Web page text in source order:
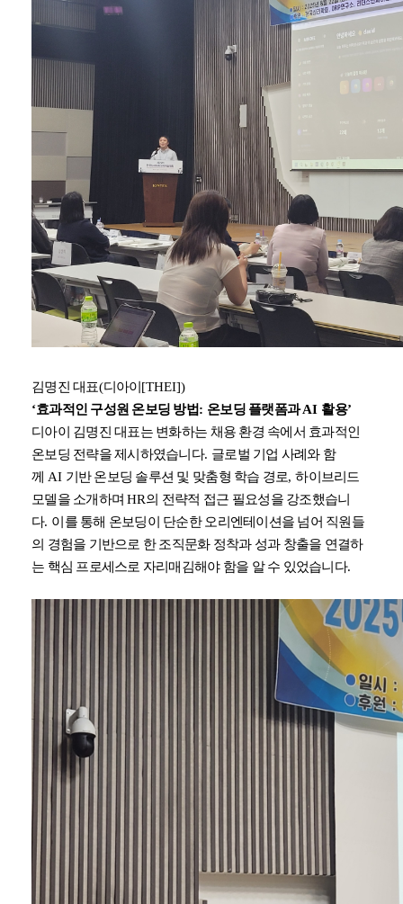
김명진 대표(디아이 [THEI])
‘효과적인 구성원 온보딩 방법: 온보딩 플랫폼과AI 활용’
디아이 김명진 대표는 변화하는 채용 환경 속에서 효과적인
온보딩 전략을 제시하였습니다. 글로벌 기업 사례와 함
께 AI 기반 온보딩 솔루션 및 맞춤형 학습 경로,하이브리드
모델을 소개하며HR의 전략적 접근 필요성을 강조했습니
다. 이를 통해 온보딩이 단순한 오리엔테이션을 넘어 직원들
의 경험을 기반으로 한 조직문화 정착과 성과 창출을 연결하
는 핵심 프로세스로 자리매김해야 함을 알 수 있었습니다.